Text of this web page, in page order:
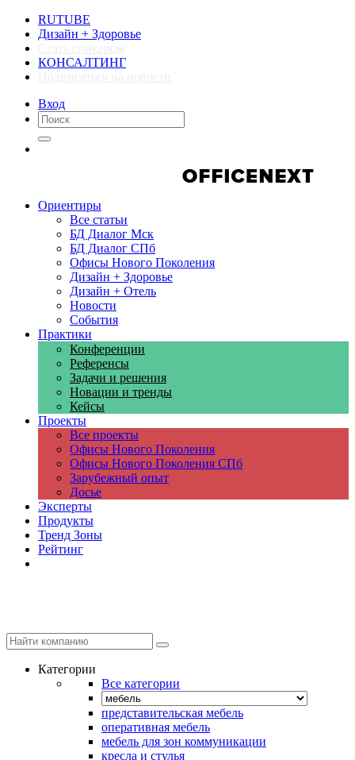
RUTUBE
Дизайн + Здоровье
КОНСАЛТИНГ
Вход
Ориентиры
Все статьи
БД Диалог Мск
БД Диалог СПб
Офисы Нового Поколения
Дизайн + Здоровье
Дизайн + Отель
Новости
События
Практики
Конференции
Референсы
Задачи и решения
Новации и тренды
Кейсы
Проекты
Все проекты
Офисы Нового Поколения
Офисы Нового Поколения СПб
Зарубежный опыт
Досье
Эксперты
Продукты
Тренд Зоны
Рейтинг
Категории
Все категории
представительская мебель
оперативная мебель
мебель для зон коммуникации
кресла и стулья